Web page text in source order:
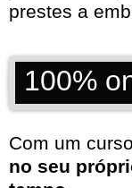
prestes a
100%
Com um
no seu